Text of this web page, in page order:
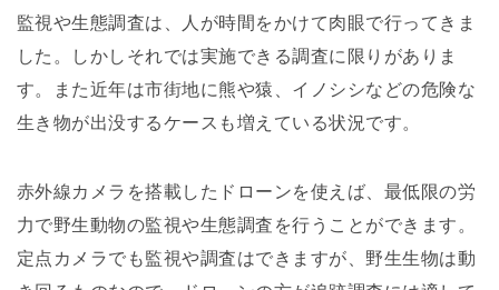
監視や生態調査は、人が時間をかけて肉眼で行ってきま
した。しかしそれでは実施できる調査に限りがありま
す。また近年は市街地に熊や猿、イノシシなどの危険な
生き物が出没するケースも増えている状況です。
赤外線カメラを搭載したドローンを使えば、最低限の労
力で野生動物の監視や生態調査を行うことができます。
定点カメラでも監視や調査はできますが、野生生物は動